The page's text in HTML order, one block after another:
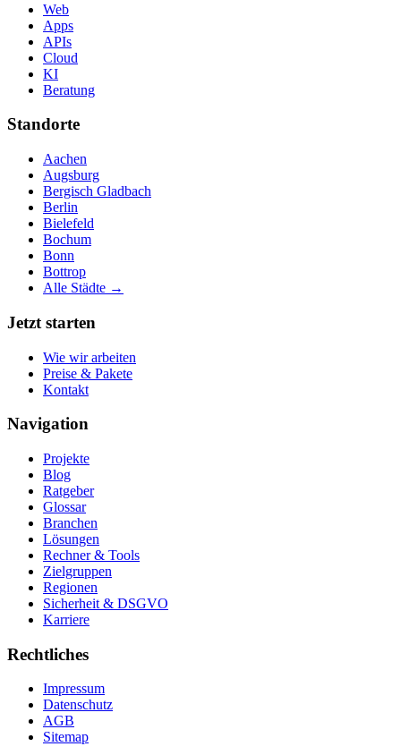
Web
Apps
APIs
Cloud
KI
Beratung
Standorte
Aachen
Augsburg
Bergisch Gladbach
Berlin
Bielefeld
Bochum
Bonn
Bottrop
Alle Städte →
Jetzt starten
Wie wir arbeiten
Preise & Pakete
Kontakt
Navigation
Projekte
Blog
Ratgeber
Glossar
Branchen
Lösungen
Rechner & Tools
Zielgruppen
Regionen
Sicherheit & DSGVO
Karriere
Rechtliches
Impressum
Datenschutz
AGB
Sitemap